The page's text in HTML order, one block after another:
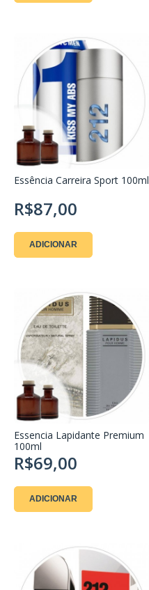
Essência Carreira Sport 100ml
R$87,00
ADICIONAR
Essencia Lapidante Premium
100ml
R$69,00
ADICIONAR